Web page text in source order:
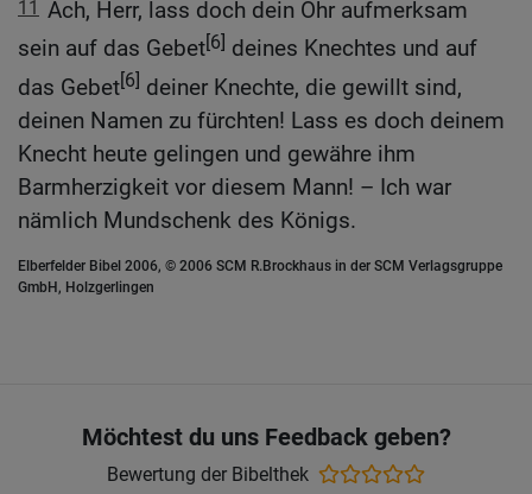
11 Ach, Herr, lass doch dein Ohr aufmerksam
sein auf das Gebet[6] deines Knechtes und auf
das Gebet[6] deiner Knechte, die gewillt sind,
deinen Namen zu fürchten! Lass es doch deinem
Knecht heute gelingen und gewähre ihm
Barmherzigkeit vor diesem Mann! – Ich war
nämlich Mundschenk des Königs.
Elberfelder Bibel 2006, © 2006 SCM R.Brockhaus in der SCM Verlagsgruppe
GmbH, Holzgerlingen
Möchtest du uns Feedback geben?
Bewertung der Bibelthek